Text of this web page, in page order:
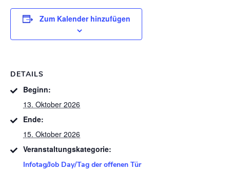
Zum Kalender hinzufügen
DETAILS
Beginn:
13. Oktober 2026
Ende:
15. Oktober 2026
Veranstaltungskategorie:
Infotag/Job Day/Tag der offenen Tür